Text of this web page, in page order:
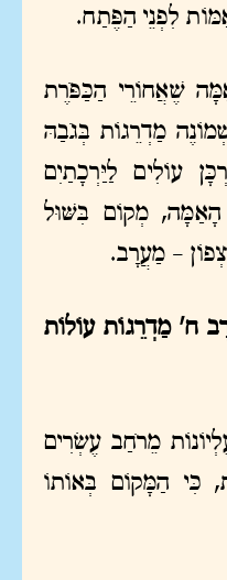
לִפְנֵי הַפֶּתַח.
שֶׁאֲחוֹרֵי הַכַּפֹּרֶת
מַדְרֵגוֹת בְּגֹבַהּ
עוֹלִים לַיַּרְכָתַיִם
מְקוֹם בִּשּׁוּל
– מַעֲרָב.
ח' מַדְרֵגוֹת עוֹלוֹת
מֵרֹחַב עֶשְׂרִים
כִּי הַמָּקוֹם בְּאוֹתוֹ